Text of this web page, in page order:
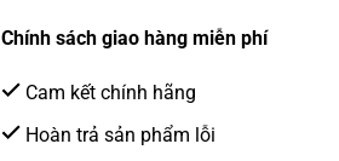
Chính sách giao hàng miễn phí
Cam kết chính hãng
Hoàn trả sản phẩm lỗi